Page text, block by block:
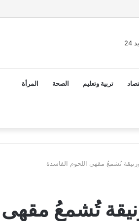
تربية وتعليم الصحة المرأة
تُشمعُ مقهى اللحوم الفاسدة
تُشمعُ مقهى